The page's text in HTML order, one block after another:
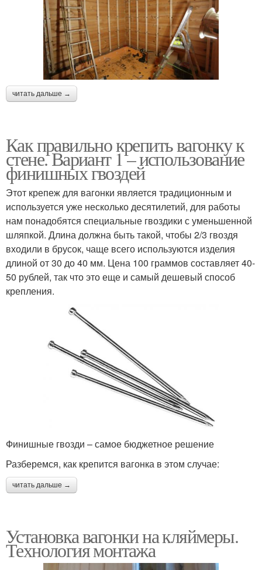
читать дальше →
Как правильно крепить вагонку к
стене. Вариант 1 – использование
финишных гвоздей
Этот крепеж для вагонки является традиционным и
используется уже несколько десятилетий, для работы
нам понадобятся специальные гвоздики с уменьшенной
шляпкой. Длина должна быть такой, чтобы 2/3 гвоздя
входили в брусок, чаще всего используются изделия
длиной от 30 до 40 мм. Цена 100 граммов составляет 40-
50 рублей, так что это еще и самый дешевый способ
крепления.
Финишные гвозди – самое бюджетное решение
Разберемся, как крепится вагонка в этом случае:
читать дальше →
Установка вагонки на кляймеры.
Технология монтажа